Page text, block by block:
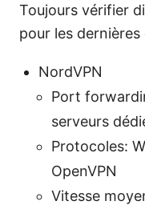
Toujours vérifier
pour les
NordVPN
Port
serveurs
Protocoles:
OpenVPN
Vitesse